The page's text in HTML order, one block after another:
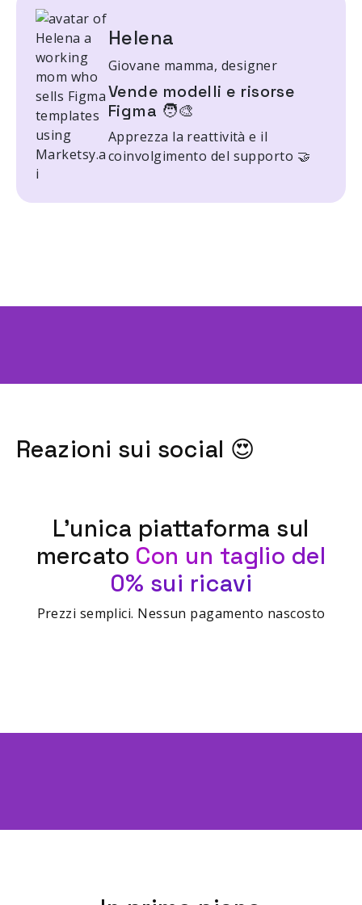
Helena
Giovane mamma, designer
Vende modelli e risorse
Figma 🧑‍🎨
Apprezza la reattività e il
coinvolgimento del supporto 🤝
Reazioni sui social 😍
L'unica piattaforma sul
mercato Con un taglio del
0% sui ricavi
Prezzi semplici. Nessun pagamento nascosto